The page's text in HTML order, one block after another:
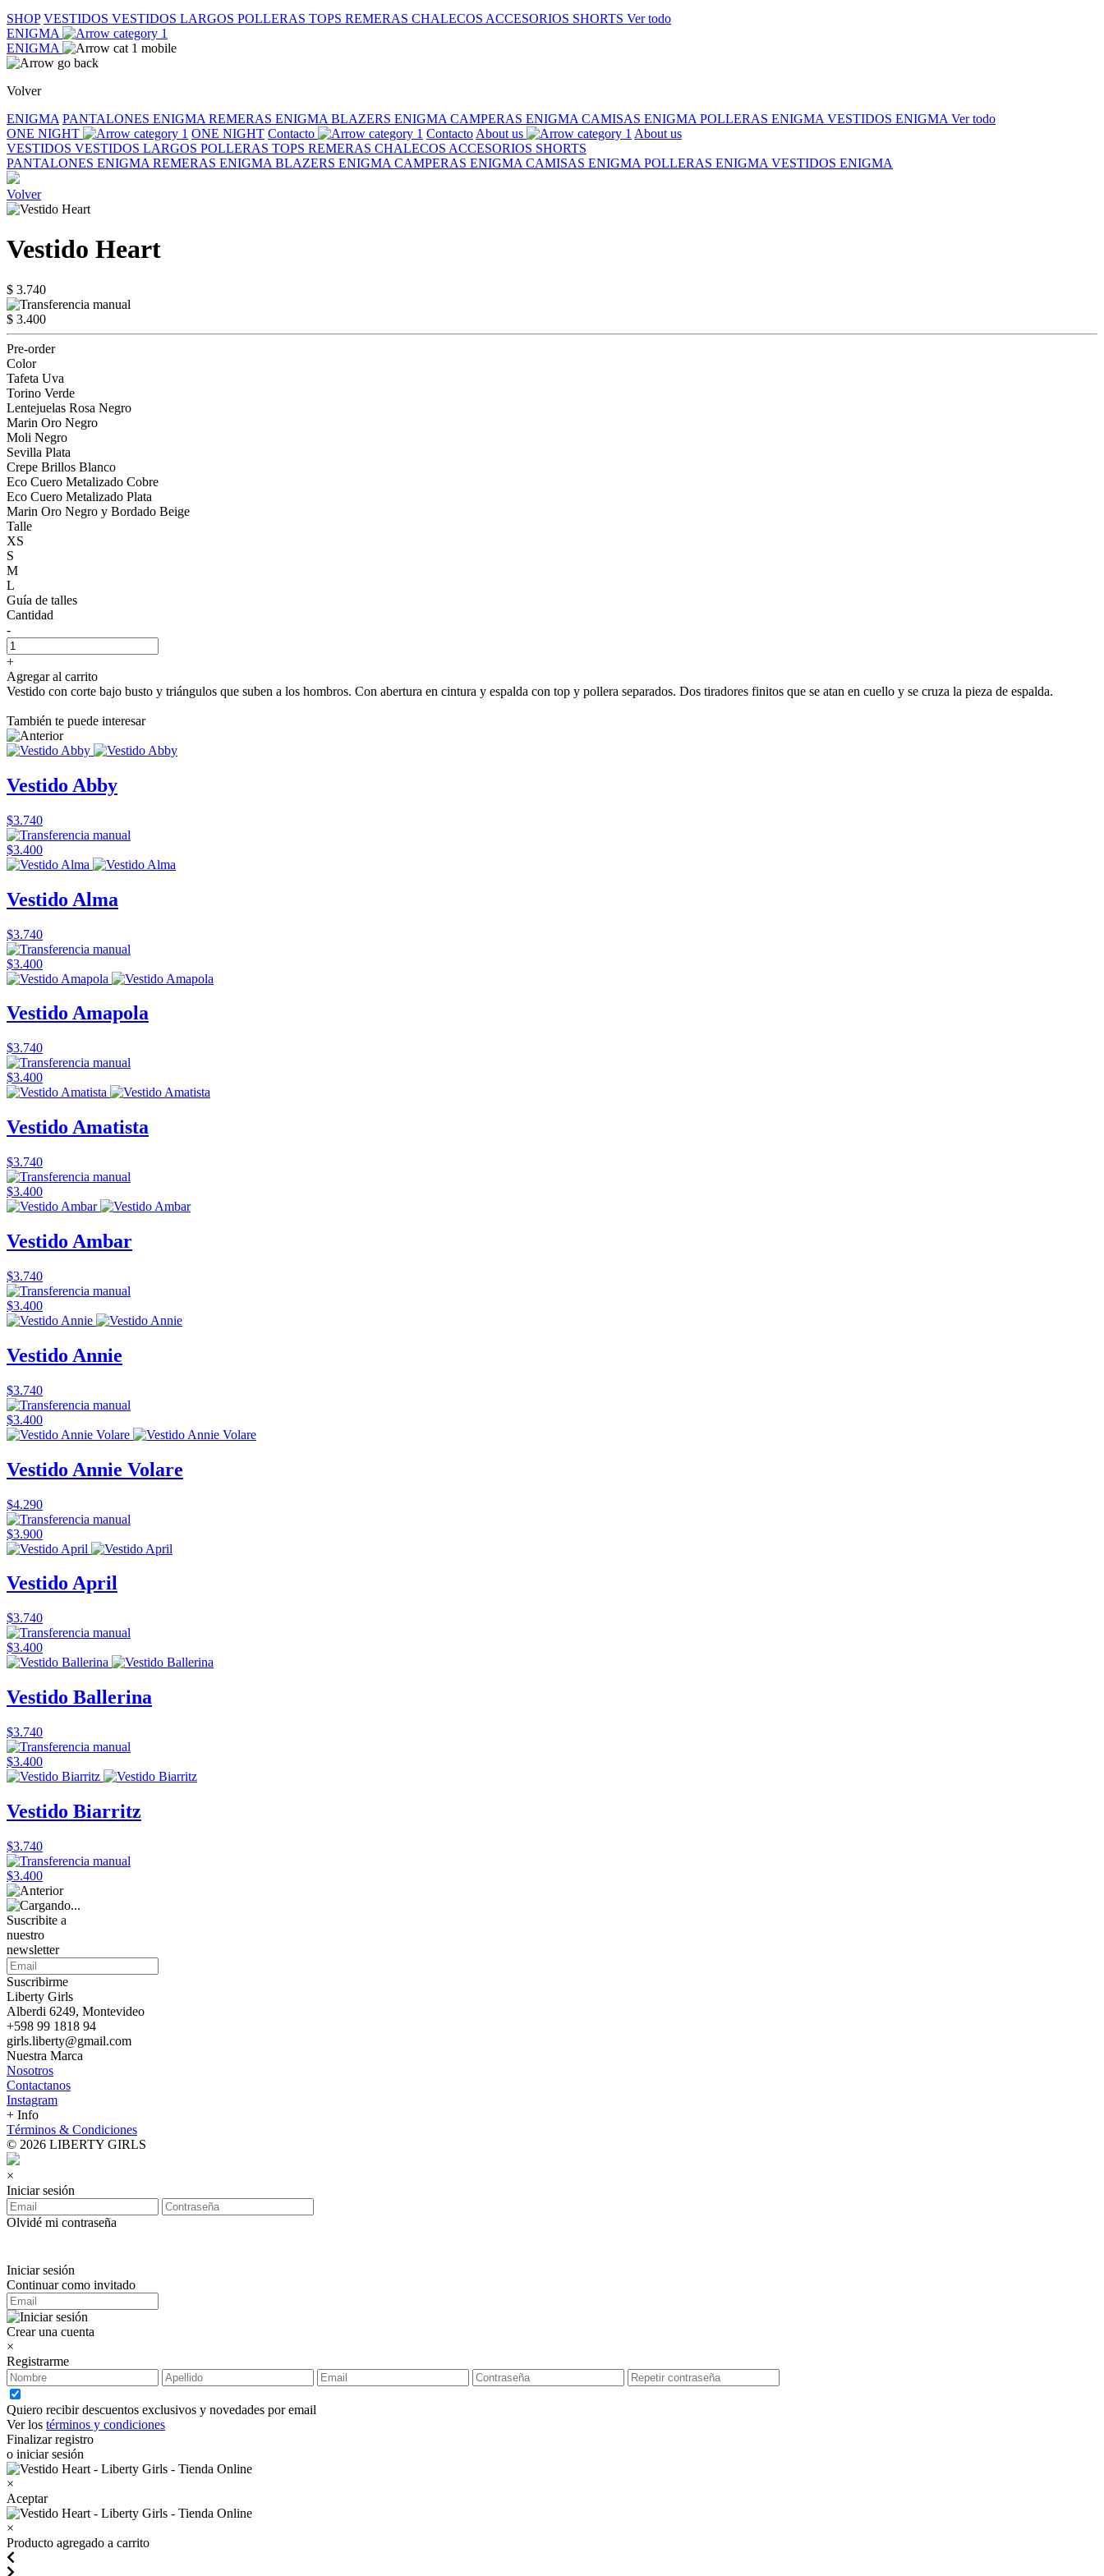
SHOP VESTIDOS VESTIDOS LARGOS POLLERAS TOPS REMERAS CHALECOS ACCESORIOS SHORTS Ver todo
ENIGMA
ENIGMA
Volver
ENIGMA PANTALONES ENIGMA REMERAS ENIGMA BLAZERS ENIGMA CAMPERAS ENIGMA CAMISAS ENIGMA POLLERAS ENIGMA VESTIDOS ENIGMA Ver todo
ONE NIGHT
ONE NIGHT Contacto Contacto About us
About us
VESTIDOS VESTIDOS LARGOS POLLERAS TOPS REMERAS CHALECOS ACCESORIOS SHORTS
PANTALONES ENIGMA REMERAS ENIGMA BLAZERS ENIGMA CAMPERAS ENIGMA CAMISAS ENIGMA POLLERAS ENIGMA VESTIDOS ENIGMA
Volver
Vestido Heart
$ 3.740
$ 3.400
Pre-order
Color
Tafeta Uva
Torino Verde
Lentejuelas Rosa Negro
Marin Oro Negro
Moli Negro
Sevilla Plata
Crepe Brillos Blanco
Eco Cuero Metalizado Cobre
Eco Cuero Metalizado Plata
Marin Oro Negro y Bordado Beige
Talle
XS
S
M
L
Guía de talles
Cantidad
-
+
Agregar al carrito
Vestido con corte bajo busto y triángulos que suben a los hombros. Con abertura en cintura y espalda con top y pollera separados. Dos tiradores finitos que se atan en cuello y se cruza la pieza de espalda.
También te puede interesar
Vestido Abby
$3.740
$3.400
Vestido Alma
$3.740
$3.400
Vestido Amapola
$3.740
$3.400
Vestido Amatista
$3.740
$3.400
Vestido Ambar
$3.740
$3.400
Vestido Annie
$3.740
$3.400
Vestido Annie Volare
$4.290
$3.900
Vestido April
$3.740
$3.400
Vestido Ballerina
$3.740
$3.400
Vestido Biarritz
$3.740
$3.400
Suscribite a
nuestro
newsletter
Suscribirme
Liberty Girls
Alberdi 6249, Montevideo
+598 99 1818 94
girls.liberty@gmail.com
Nuestra Marca
Nosotros
Contactanos
Instagram
+ Info
Términos & Condiciones
© 2026 LIBERTY GIRLS
×
Iniciar sesión
Olvidé mi contraseña
Iniciar sesión
Continuar como invitado
Crear una cuenta
×
Registrarme
Quiero recibir descuentos exclusivos y novedades por email
Ver los términos y condiciones
Finalizar registro
o iniciar sesión
×
Aceptar
×
Producto agregado a carrito